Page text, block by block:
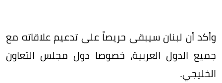
وأكد أن لبنان سيبقى حريصاً على تدعيم علاقاته مع
جميع الدول العربية، خصوصا دول مجلس التعاون
الخليجي.